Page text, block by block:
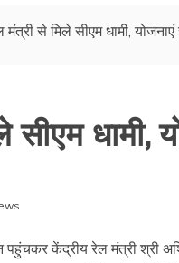
से मिले सीएम धामी,
धामी,
पहुंचकर केंद्रीय रेल मंत्री श्री